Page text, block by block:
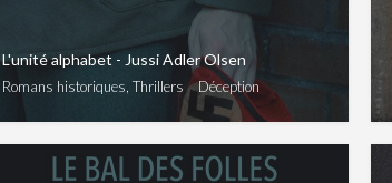
L'unité alphabet - Jussi Adler Olsen
Romans historiques, Thrillers Déception